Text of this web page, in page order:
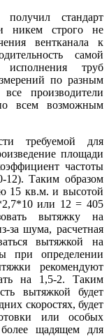
стандарт
никем строго не
вентканала к
самой
труб
по разным
производители
всем возможным
требуемой для
площади
частоты
12). Таким образом
15 кв.м. и высотой
или 12 = 405
вытяжку на
за шума, расчетная
вытяжкой на
при определении
рекомендуют
на 1,5-2. Таким
вытяжкой будет
скоростях, будет
или особых
щадящем для